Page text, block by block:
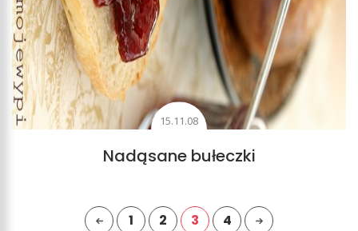
15.11.08
Nadąsane bułeczki
1 2 3 4